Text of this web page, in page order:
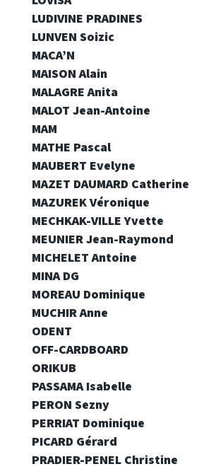
LUDIVINE PRADINES
LUNVEN Soizic
MACA’N
MAISON Alain
MALAGRE Anita
MALOT Jean-Antoine
MAM
MATHE Pascal
MAUBERT Evelyne
MAZET DAUMARD Catherine
MAZUREK Véronique
MECHKAK-VILLE Yvette
MEUNIER Jean-Raymond
MICHELET Antoine
MINA DG
MOREAU Dominique
MUCHIR Anne
ODENT
OFF-CARDBOARD
ORIKUB
PASSAMA Isabelle
PERON Sezny
PERRIAT Dominique
PICARD Gérard
PRADIER-PENEL Christine